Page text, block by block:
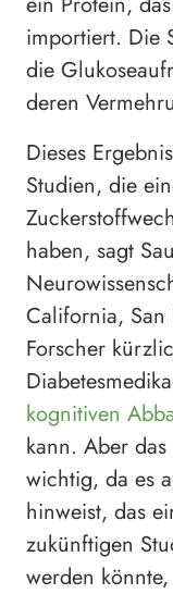
importiert. Die
die
deren
Dieses
Studien, die
haben, sagt
California, San
Forscher
kognitiven
kann. Aber
wichtig, da es
hinweist, das
zukünftigen
werden